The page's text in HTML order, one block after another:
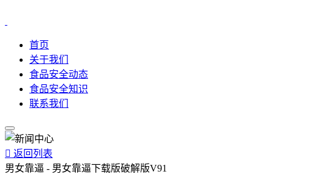
首页
关于我们
食品安全动态
食品安全知识
联系我们
 返回列表
男女靠逼 - 男女靠逼下载版破解版V91